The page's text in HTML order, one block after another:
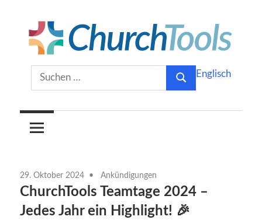
Inhalt
springen
ChurchTools
Blog
(Deutsch)
KircheSuchen
nach:
Suchen
Englisch
29. Oktober 2024 Ankündigungen
ChurchTools Teamtage 2024 –
Jedes Jahr ein Highlight! 🎉